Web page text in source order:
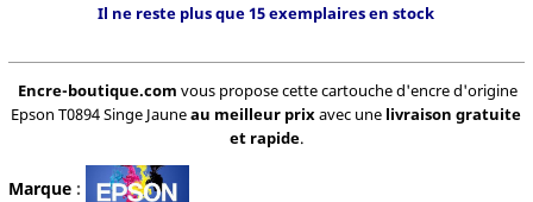
Il ne reste plus que 15 exemplaires en stock
Encre-boutique.com vous propose cette cartouche d'encre d'origine
Epson T0894 Singe Jauneau meilleur prixavec une livraison gratuite
et rapide.
Marque: